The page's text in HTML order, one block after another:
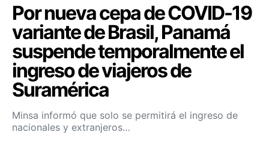
Por nueva cepa de COVID-19
variante de Brasil, Panamá
suspende temporalmente el
ingreso de viajeros de
Suramérica
Minsa informó que solo se permitirá el ingreso de
nacionales y extranjeros…